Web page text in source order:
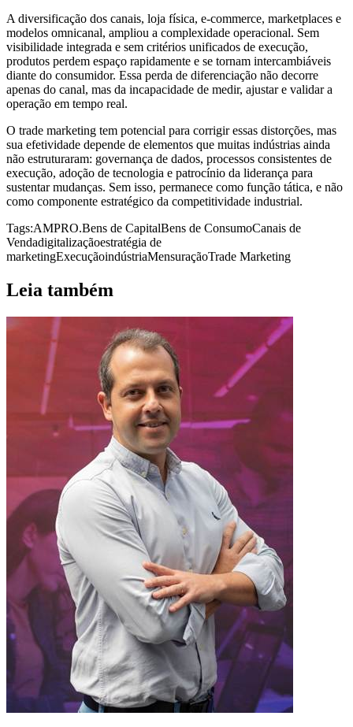
A diversificação dos canais, loja física, e-commerce, marketplaces e
modelos omnicanal, ampliou a complexidade operacional. Sem
visibilidade integrada e sem critérios unificados de execução,
produtos perdem espaço rapidamente e se tornam intercambiáveis
diante do consumidor. Essa perda de diferenciação não decorre
apenas do canal, mas da incapacidade de medir, ajustar e validar a
operação em tempo real.
O trade marketing tem potencial para corrigir essas distorções, mas
sua efetividade depende de elementos que muitas indústrias ainda
não estruturaram: governança de dados, processos consistentes de
execução, adoção de tecnologia e patrocínio da liderança para
sustentar mudanças. Sem isso, permanece como função tática, e não
como componente estratégico da competitividade industrial.
Tags:AMPRO.Bens de CapitalBens de ConsumoCanais de
Vendadigitalizaçãoestratégia de
marketingExecuçãoindústriaMensuraçãoTrade Marketing
Leia também